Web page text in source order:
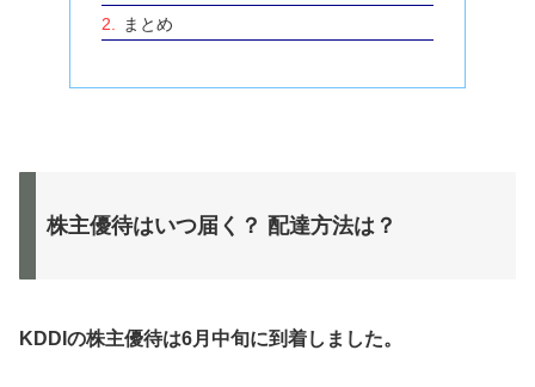
まとめ
株主優待はいつ届く？ 配達方法は？
KDDIの株主優待は6月中旬に到着しました。